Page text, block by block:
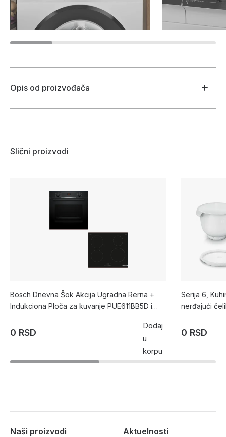
Opis od proizvođača
Slični proizvodi
Bosch Dnevna Šok Akcija Ugradna Rerna +
Indukciona Ploča za kuvanje PUE611BB5D i
0 RSD
Dodaj
u
korpu
Serija 6,
nerđajući
0 RSD
Naši proizvodi Aktuelnosti